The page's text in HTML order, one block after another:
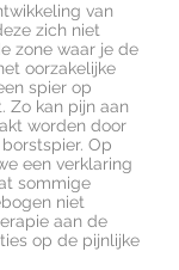
van
zich niet
zone waar je de
oorzakelijke
spier op
Zo kan pijn aan
worden door
Op
een verklaring
sommige
niet
aan de
op de pijnlijke